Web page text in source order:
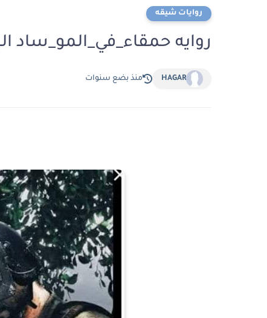
روايات شيقه
روايه حمقاء_في_المو_ساد
HAGAR منذ بضع سنوات